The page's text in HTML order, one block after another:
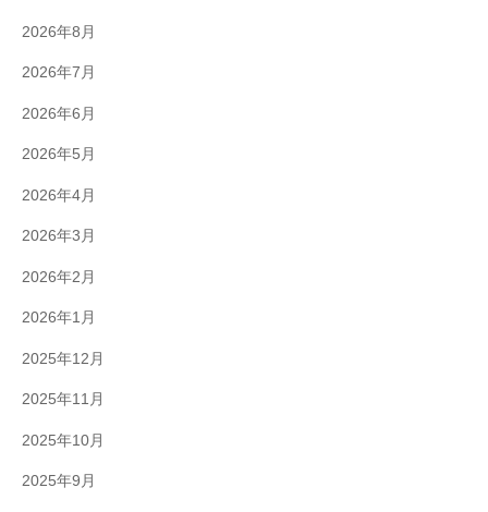
2026年8月
2026年7月
2026年6月
2026年5月
2026年4月
2026年3月
2026年2月
2026年1月
2025年12月
2025年11月
2025年10月
2025年9月